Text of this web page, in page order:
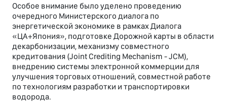
Особое внимание было уделено проведению
очередного Министерского диалога по
энергетической экономике в рамках Диалога
«ЦА+Япония», подготовке Дорожной карты в области
декарбонизации, механизму совместного
кредитования (Joint Crediting Mechanism - JCM),
внедрению системы электронной коммерции для
улучшения торговых отношений, совместной работе
по технологиям разработки и транспортировки
водорода.